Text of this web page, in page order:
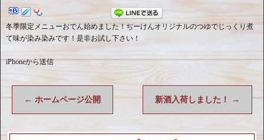
冬季限定メニューおでん始めました！ぢーけんオリジナルのつゆでじっくり煮
て味が染み染みです！是非お試し下さい！
iPhoneから送信
← ホームページ公開 新酒入荷しました！ →